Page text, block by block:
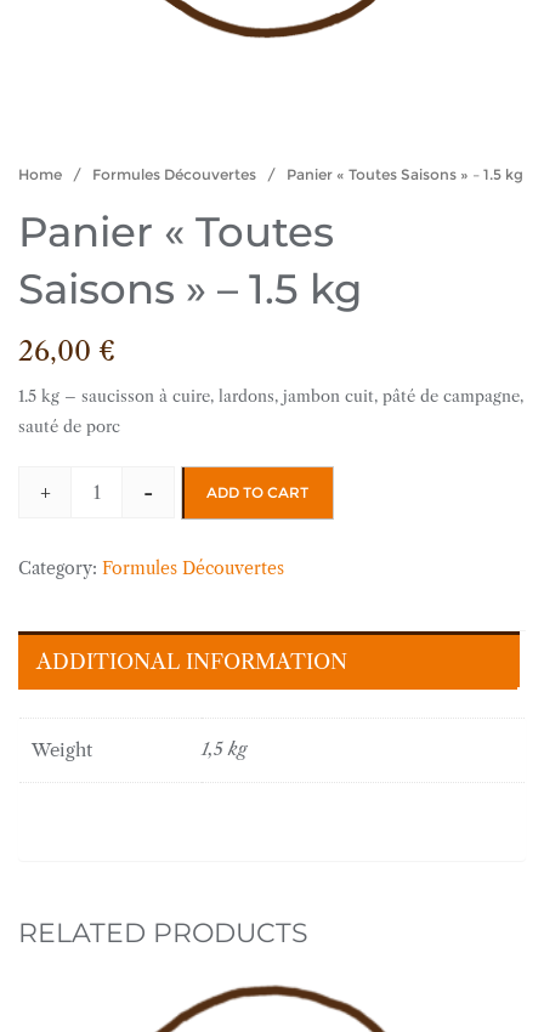
Home / Formules Découvertes / Panier « Toutes Saisons » – 1.5 kg
Panier « Toutes
Saisons » – 1.5 kg
26,00 €
1.5 kg – saucisson à cuire, lardons, jambon cuit, pâté de campagne,
sauté de porc
+
Panier
Saisons »
1.5
quantity
- ADD TO CART
Category: Formules Découvertes
ADDITIONAL INFORMATION
Weight 1,5 kg
RELATED PRODUCTS